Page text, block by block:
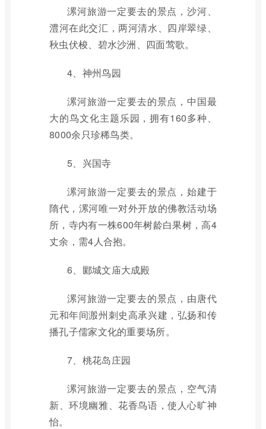
漯河旅游一定要去的景点，沙河、
澧河在此交汇，两河清水、四岸翠绿、
秋虫伏梭、碧水沙洲、四面莺歌。
4、神州鸟园
漯河旅游一定要去的景点，中国最
大的鸟文化主题乐园，拥有160多种、
8000余只珍稀鸟类。
5、兴国寺
漯河旅游一定要去的景点，始建于
隋代，漯河唯一对外开放的佛教活动场
所，寺内有一株600年树龄白果树，高4
丈余，需4人合抱。
6、郾城文庙大成殿
漯河旅游一定要去的景点，由唐代
元和年间溵州刺史高承兴建，弘扬和传
播孔子儒家文化的重要场所。
7、桃花岛庄园
漯河旅游一定要去的景点，空气清
新、环境幽雅、花香鸟语，使人心旷神
怡。